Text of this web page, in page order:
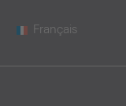
Français